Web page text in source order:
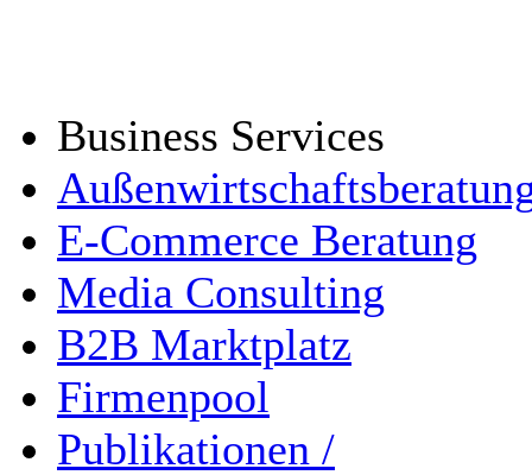
Business Services
E-Commerce Beratung
Media Consulting
B2B Marktplatz
Firmenpool
Publikationen /